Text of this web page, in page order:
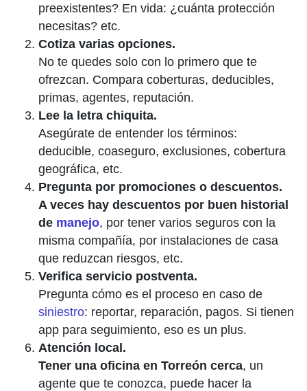
preexistentes? En vida: ¿cuánta protección
necesitas? etc.
Cotiza varias opciones.
No te quedes solo con lo primero que te
ofrezcan. Compara coberturas, deducibles,
primas, agentes, reputación.
Lee la letra chiquita.
Asegúrate de entender los términos:
deducible, coaseguro, exclusiones, cobertura
geográfica, etc.
Pregunta por promociones o descuentos.
A veces hay descuentos por buen historial
de manejo, por tener varios seguros con la
misma compañía, por instalaciones de casa
que reduzcan riesgos, etc.
Verifica servicio postventa.
Pregunta cómo es el proceso en caso de
siniestro: reportar, reparación, pagos. Si tienen
app para seguimiento, eso es un plus.
Atención local.
Tener una oficina en Torreón cerca, un
agente que te conozca, puede hacer la